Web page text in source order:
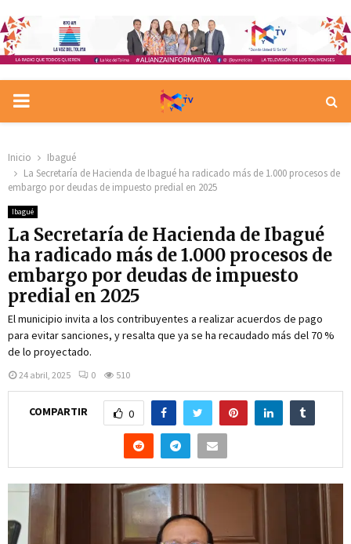
PRIMARY
Inicio
Ibagué
La Secretaría de Hacienda de Ibagué ha radicado más de 1.000 procesos de
embargo por deudas de impuesto predial en 2025
Ibagué
La Secretaría de Hacienda de Ibagué
ha radicado más de 1.000 procesos de
embargo por deudas de impuesto
predial en 2025
El municipio invita a los contribuyentes a realizar acuerdos de pago
para evitar sanciones, y resalta que ya se ha recaudado más del 70 %
de lo proyectado.
24 abril, 2025 0 510
COMPARTIR 0